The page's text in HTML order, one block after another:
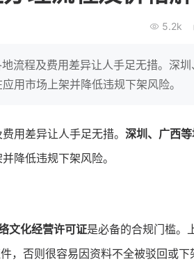
5.2k
流程及费用差异让人手足无措。深圳
用市场上架并降低违规下架风险。
用差异让人手足无措。 深圳、广西
降低违规下架风险。
文化经营许可证是必备的合规门槛。
否则很容易因资料不全被驳回或下
有货源没流量？母婴馆如何破局
销冠，转战私
这家女装连锁如何借有
零售？